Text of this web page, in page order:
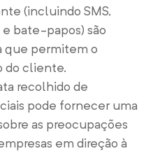
(incluindo SMS,
e bate-papos) são
que permitem o
do cliente.
recolhido de
pode fornecer uma
as preocupações
em direção à